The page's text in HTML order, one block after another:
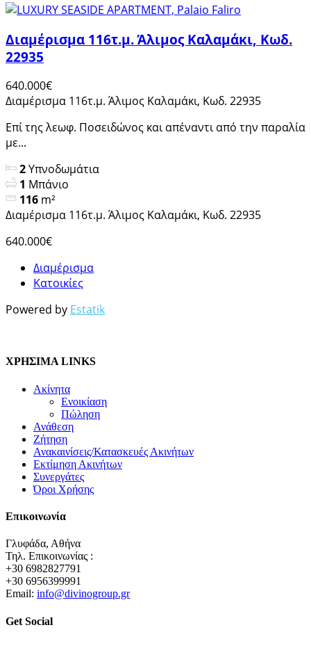
Διαμέρισμα 116τ.μ. Άλιμος Καλαμάκι, Κωδ.
22935
640.000€
Διαμέρισμα 116τ.μ. Άλιμος Καλαμάκι, Κωδ. 22935
Επί της λεωφ. Ποσειδώνος και απέναντι από την παραλία
με...
2Υπνοδωμάτια
1 Μπάνιο
116 m²
Διαμέρισμα 116τ.μ. Άλιμος Καλαμάκι, Κωδ. 22935
640.000€
Διαμέρισμα
Κατοικίες
Powered by Estatik
ΧΡΗΣΙΜΑ LINKS
Ακίνητα
Ενοικίαση
Πώληση
Ανάθεση
Ζήτηση
Ανακαινίσεις/Κατασκευές Ακινήτων
Εκτίμηση Ακινήτων
Συνεργάτες
Όροι Χρήσης
Επικοινωνία
Γλυφάδα, Αθήνα
Τηλ. Επικοινωνίας :
+30 6982827791
+30 6956399991
Email: info@divinogroup.gr
Get Social